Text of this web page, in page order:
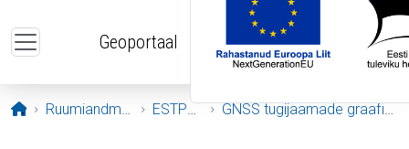
Geoportaal
Avaleht
Ruumiandmed ESTPOS GNSS tugijaamade graafikud